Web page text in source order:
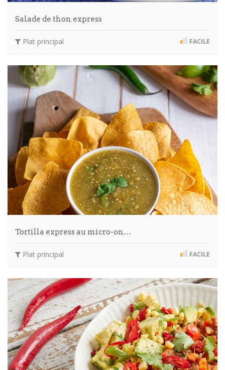
Salade de thon express
Plat principal FACILE
Tortilla express au micro-on…
Plat principal FACILE